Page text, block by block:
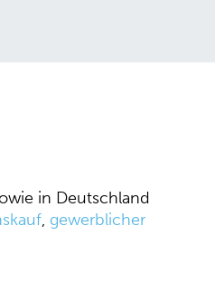
in Deutschland
, gewerblicher